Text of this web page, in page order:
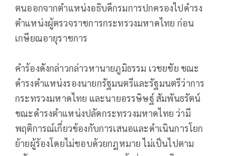
ตนออกจากตำแหน่งอธิบดีกรมการปกครองไปดำรง
ตำแหน่งผู้ตรวจราชการกระทรวงมหาดไทย ก่อน
เกษียณอายุราชการ
คำร้องดังกล่าวกล่าวหานายภูมิธรรม เวชยชัย ขณะ
ดำรงตำแหน่งรองนายกรัฐมนตรีและรัฐมนตรีว่าการ
กระทรวงมหาดไทย และนายอรรษิษฐ์ สัมพันธรัตน์
ขณะดำรงตำแหน่งปลัดกระทรวงมหาดไทย ว่ามี
พฤติการณ์เกี่ยวข้องกับการเสนอและดำเนินการโยก
ย้ายผู้ร้องโดยไม่ชอบด้วยกฎหมาย ไม่เป็นไปตาม